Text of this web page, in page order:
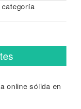
categoría
online sólida en